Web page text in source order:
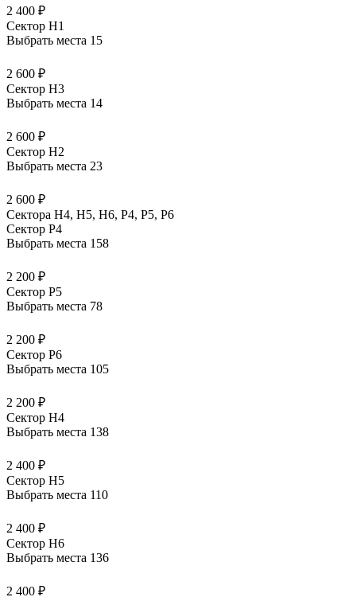
2 400 ₽
Сектор H1
Выбрать места 15
2 600 ₽
Сектор H3
Выбрать места 14
2 600 ₽
Сектор H2
Выбрать места 23
2 600 ₽
Сектора Н4, Н5, Н6, Р4, Р5, Р6
Сектор P4
Выбрать места 158
2 200 ₽
Сектор P5
Выбрать места 78
2 200 ₽
Сектор P6
Выбрать места 105
2 200 ₽
Сектор H4
Выбрать места 138
2 400 ₽
Сектор H5
Выбрать места 110
2 400 ₽
Сектор H6
Выбрать места 136
2 400 ₽